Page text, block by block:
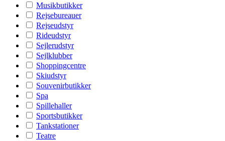
Musikbutikker
Rejsebureauer
Rejseudstyr
Rideudstyr
Sejlerudstyr
Sejlklubber
Shoppingcentre
Skiudstyr
Souvenirbutikker
Spa
Spillehaller
Sportsbutikker
Tankstationer
Teatre